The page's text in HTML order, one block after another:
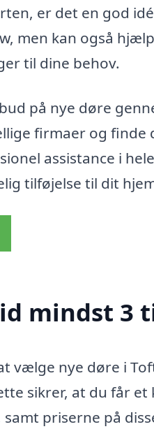
er det en god
men kan også
til dine behov.
på nye døre
firmaer og
assistance i
tilføjelse til dit
mindst 3
vælge nye døre i
sikrer, at du får
priserne på